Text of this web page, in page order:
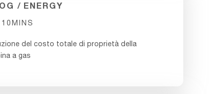
ENERGY
10MINS
del costo totale di proprietà della
a gas